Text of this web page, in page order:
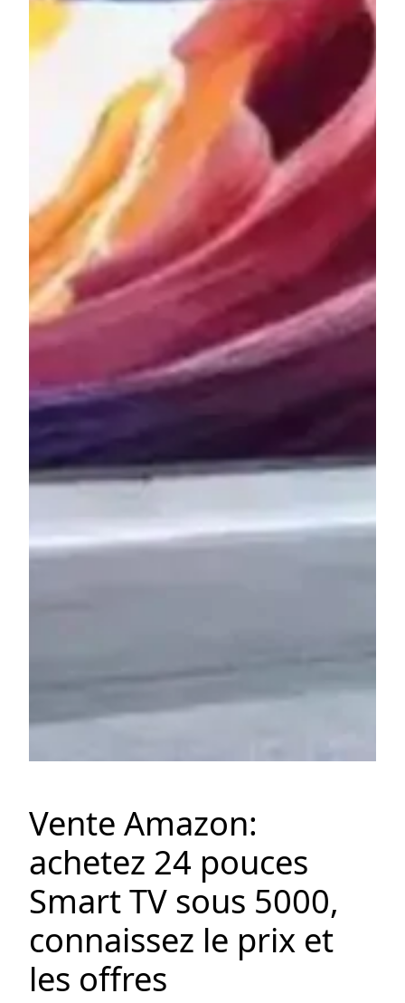
Vente Amazon:
achetez 24 pouces
Smart TV sous 5000,
connaissez le prix et
les offres